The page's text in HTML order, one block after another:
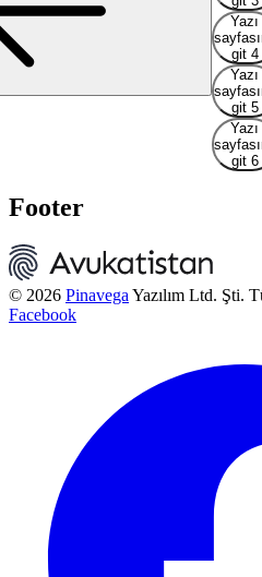
Yazı
git 4
Yazı
git 5
Yazı
git 6
Footer
© 2026 Pinavega Yazılım Ltd. Şti.
Facebook